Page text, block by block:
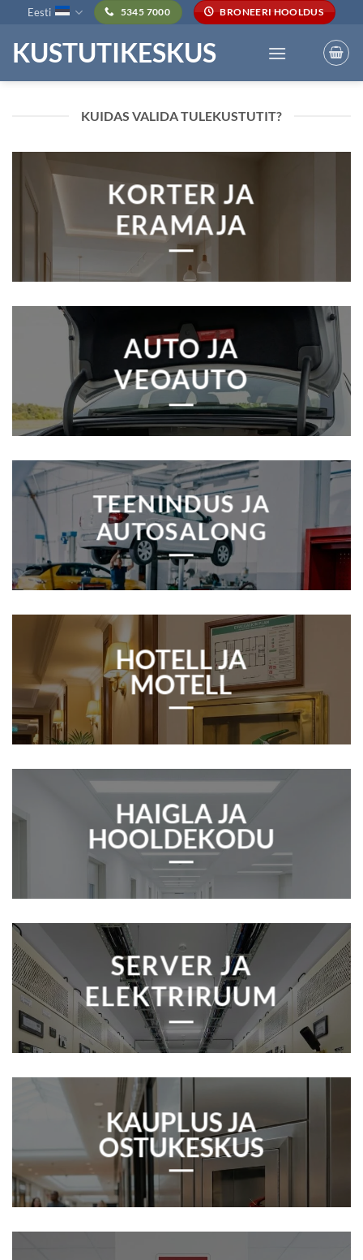
content
Eesti 5345 7000 BRONEERI HOOLDUS
KUSTUTIKESKUS
KUIDAS VALIDA TULEKUSTUTIT?
KORTER JA
ERAMAJA
AUTO JA
VEOAUTO
TEENINDUS JA
AUTOSALONG
HOTELL JA
MOTELL
HAIGLA JA
HOOLDEKODU
SERVER JA
ELEKTRIRUUM
KAUPLUS JA
OSTUKESKUS